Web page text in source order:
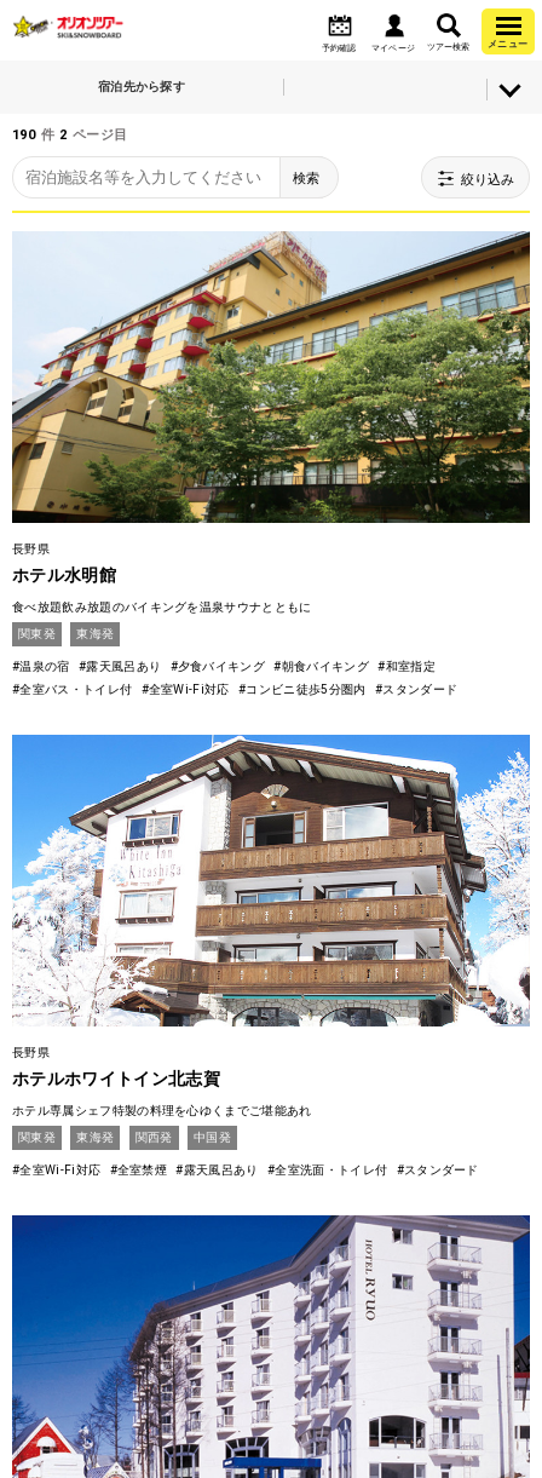
予約確認 マイページ ツアー検索 メニュー
宿泊先から探す
190 件 2 ページ目
検索 絞り込み
長野県
ホテル水明館
食べ放題飲み放題のバイキングを温泉サウナとともに
関東発
東海発
#温泉の宿 #露天風呂あり #夕食バイキング #朝食バイキング
#和室指定
#全室バス・トイレ付
#全室Wi-Fi対応 #コンビニ徒歩5分圏内 #スタンダード
長野県
ホテルホワイトイン北志賀
ホテル専属シェフ特製の料理を心ゆくまでご堪能あれ
関東発
東海発 関西発 中国発
#全室Wi-Fi対応 #全室禁煙 #露天風呂あり #全室洗面・トイレ付 #スタンダード